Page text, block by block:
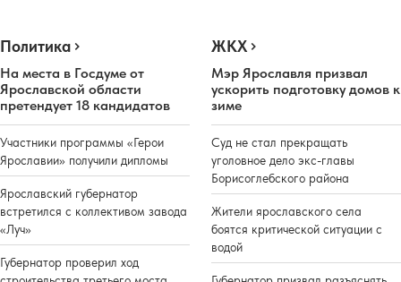
Политика
На места в Госдуме от
Ярославской области
претендует 18 кандидатов
Участники программы «Герои
Ярославии» получили дипломы
Ярославский губернатор
встретился с коллективом завода
«Луч»
Губернатор проверил ход
ЖКХ
Мэр Ярославля призвал
ускорить подготовку домов к
зиме
Суд не стал прекращать
уголовное дело экс-главы
Борисоглебского района
Жители ярославского села
боятся критической ситуации с
водой